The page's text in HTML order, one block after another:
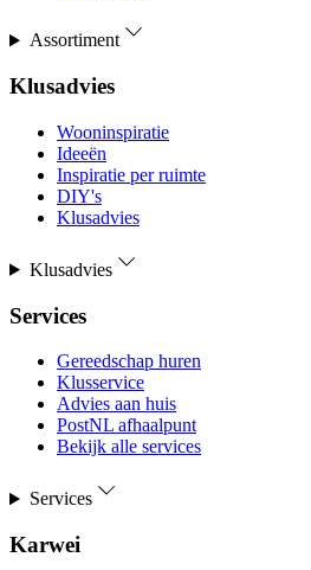
Assortiment
Klusadvies
Wooninspiratie
Ideeën
Inspiratie per ruimte
DIY's
Klusadvies
Klusadvies
Services
Gereedschap huren
Klusservice
Advies aan huis
PostNL afhaalpunt
Bekijk alle services
Services
Karwei